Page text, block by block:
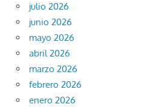
julio 2026
junio 2026
mayo 2026
abril 2026
marzo 2026
febrero 2026
enero 2026